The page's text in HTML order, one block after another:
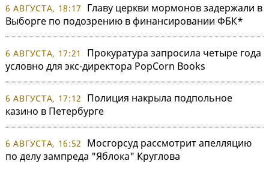
6 АВГУСТА, 18:17
Главу церкви мормонов задержали в
Выборге по подозрению в финансировании ФБК*
6 АВГУСТА, 17:21
Прокуратура запросила четыре года
условно для экс-директора PopCorn Books
6 АВГУСТА, 17:12
Полиция накрыла подпольное
казино в Петербурге
6 АВГУСТА, 16:52
Мосгорсуд рассмотрит апелляцию
по делу зампреда "Яблока" Круглова